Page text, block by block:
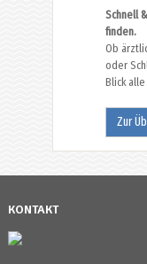
Schnell
finden.
Ob
oder
Blick
Zur
KONTAKT